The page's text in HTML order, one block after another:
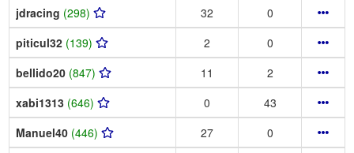
jdracing (298) 32
0
piticul32 (139) 2
0
bellido20 (847) 11
2
xabi1313 (646) 0
43
Manuel40 (446) 27
0